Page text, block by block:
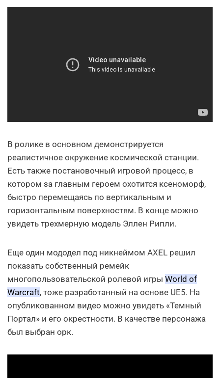
В ролике в основном демонстрируется
реалистичное окружение космической станции.
Есть также постановочный игровой процесс, в
котором за главным героем охотится ксеноморф,
быстро перемещаясь по вертикальным и
горизонтальным поверхностям. В конце можно
увидеть трехмерную модель Эллен Рипли.
Еще один мододел под никнеймом AXEL решил
показать собственный ремейк
многопользовательской ролевой игры World of
Warcraft, тоже разработанный на основе UE5. На
опубликованном видео можно увидеть «Темный
Портал» и его окрестности. В качестве персонажа
был выбран орк.